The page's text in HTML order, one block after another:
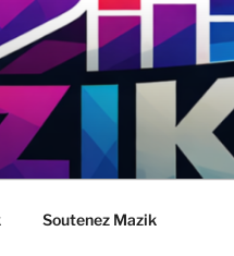
Soutenez Mazik